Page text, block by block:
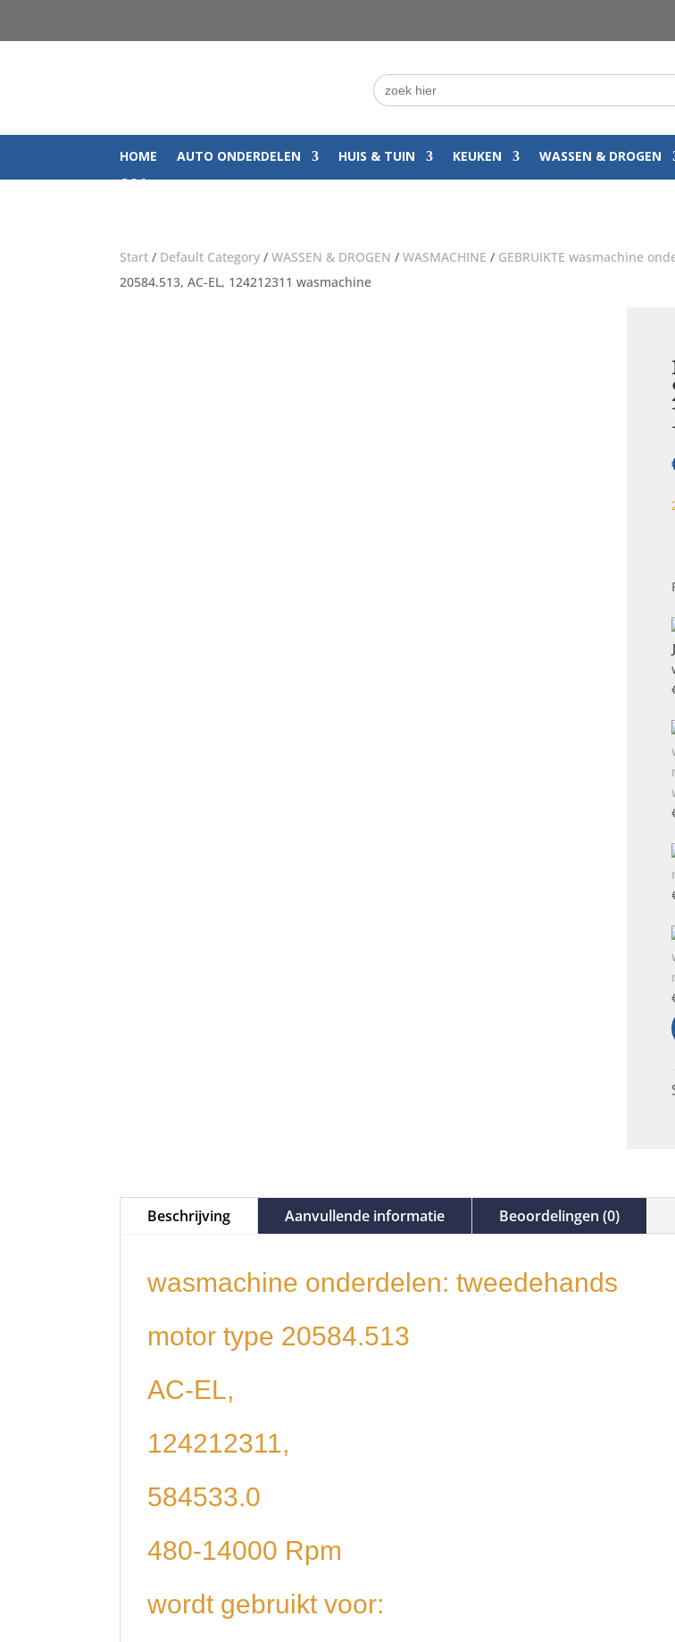
Zoek
naar:
HOME AUTO ONDERDELEN HUIS & TUIN KEUKEN WASSEN & DROGEN
Q&A
Start / Default Category /WASSEN & DROGEN /WASMACHINE / GEBRUIKTE wasmachine
20584.513, AC-EL, 124212311 wasmachine
Beschrijving Aanvullende informatie Beoordelingen (0)
wasmachine onderdelen: tweedehands
motor type 20584.513
AC-EL,
124212311,
584533.0
480-14000 Rpm
wordt gebruikt voor: